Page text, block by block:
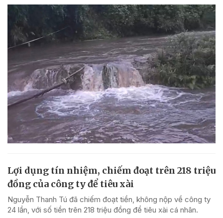
Lợi dụng tín nhiệm, chiếm đoạt trên 218 triệu
đồng của công ty để tiêu xài
Nguyễn Thanh Tú đã chiếm đoạt tiền, không nộp về công ty
24 lần, với số tiền trên 218 triệu đồng để tiêu xài cá nhân.